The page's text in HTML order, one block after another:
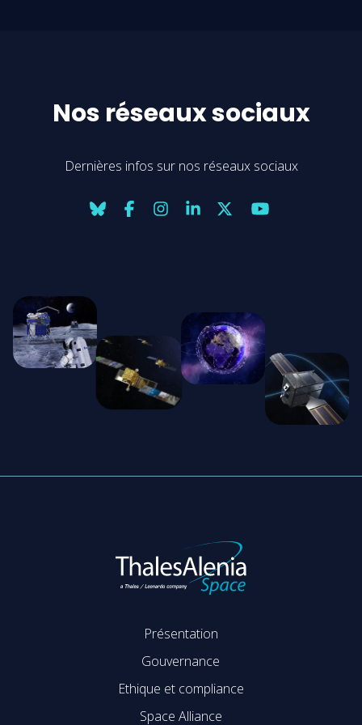
Nos réseaux sociaux
Dernières infos sur nos réseaux sociaux
Présentation
Gouvernance
Ethique et compliance
Space Alliance